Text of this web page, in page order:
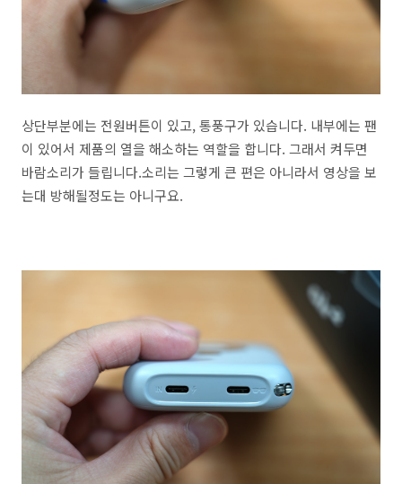
상단부분에는 전원버튼이 있고, 통풍구가 있습니다. 내부에는 팬
이 있어서 제품의 열을 해소하는 역할을 합니다. 그래서 켜두면
바람소리가 들립니다.소리는 그렇게 큰 편은 아니라서 영상을 보
는대 방해될정도는 아니구요.